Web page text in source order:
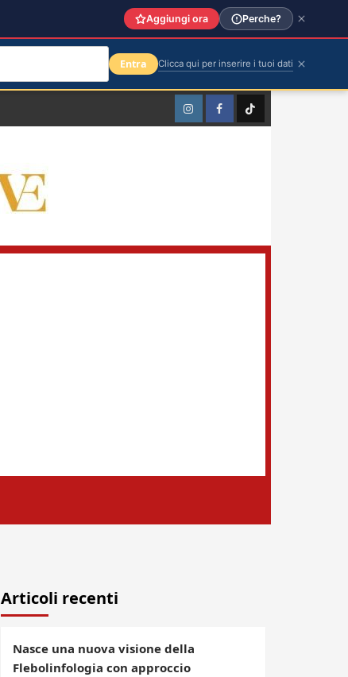
InstagramFacebookTikTok
Articoli recenti
Nasce una nuova visione della
Flebolinfologia con approccio
Aggiungi ora Perche?
Entra Clicca qui per inserire i tuoi dati